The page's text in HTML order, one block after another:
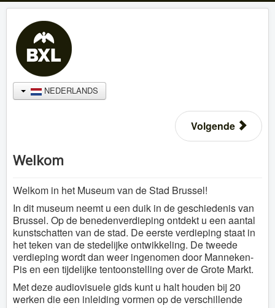
NEDERLANDS
Volgende
Welkom
Welkom in het Museum van de Stad Brussel!
In dit museum neemt u een duik in de geschiedenis van
Brussel. Op de benedenverdieping ontdekt u een aantal
kunstschatten van de stad. De eerste verdieping staat in
het teken van de stedelijke ontwikkeling. De tweede
verdieping wordt dan weer ingenomen door Manneken-
Pis en een tijdelijke tentoonstelling over de Grote Markt.
Met deze audiovisuele gids kunt u halt houden bij 20
werken die een inleiding vormen op de verschillende